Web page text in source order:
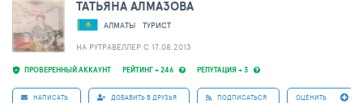
ПРОВЕРЕННЫЙ АККАУНТ РЕЙТИНГ + 246 РЕПУТАЦИЯ + 3
ТАТЬЯНА АЛМАЗОВА
АЛМАТЫ
ТУРИСТ
НА РУТРАВЕЛЛЕР C 17.08.2013
НАПИСАТЬ ДОБАВИТЬ В ДРУЗЬЯ ПОДПИСАТЬСЯ ОЦЕНИТЬ